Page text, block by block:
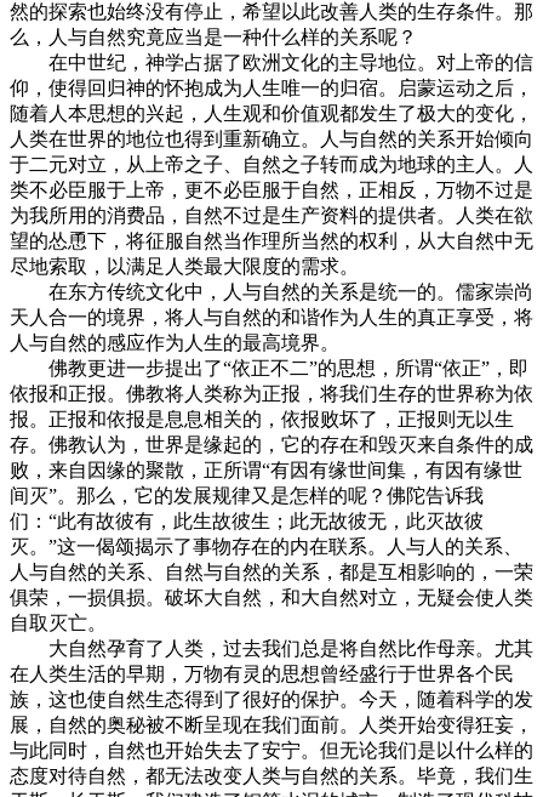
然的探索也始终没有停止，希望以此改善人类的生存条件。那
么，人与自然究竟应当是一种什么样的关系呢？
在中世纪，神学占据了欧洲文化的主导地位。对上帝的信
仰，使得回归神的怀抱成为人生唯一的归宿。启蒙运动之后，
随着人本思想的兴起，人生观和价值观都发生了极大的变化，
人类在世界的地位也得到重新确立。人与自然的关系开始倾向
于二元对立，从上帝之子、自然之子转而成为地球的主人。人
类不必臣服于上帝，更不必臣服于自然，正相反，万物不过是
为我所用的消费品，自然不过是生产资料的提供者。人类在欲
望的怂恿下，将征服自然当作理所当然的权利，从大自然中无
尽地索取，以满足人类最大限度的需求。
在东方传统文化中，人与自然的关系是统一的。儒家崇尚
天人合一的境界，将人与自然的和谐作为人生的真正享受，将
人与自然的感应作为人生的最高境界。
佛教更进一步提出了“依正不二”的思想，所谓“依正”，即
依报和正报。佛教将人类称为正报，将我们生存的世界称为依
报。正报和依报是息息相关的，依报败坏了，正报则无以生
存。佛教认为，世界是缘起的，它的存在和毁灭来自条件的成
败，来自因缘的聚散，正所谓“有因有缘世间集，有因有缘世
间灭”。那么，它的发展规律又是怎样的呢？佛陀告诉我
们：“此有故彼有，此生故彼生；此无故彼无，此灭故彼
灭。”这一偈颂揭示了事物存在的内在联系。人与人的关系、
人与自然的关系、自然与自然的关系，都是互相影响的，一荣
俱荣，一损俱损。破坏大自然，和大自然对立，无疑会使人类
自取灭亡。
大自然孕育了人类，过去我们总是将自然比作母亲。尤其
在人类生活的早期，万物有灵的思想曾经盛行于世界各个民
族，这也使自然生态得到了很好的保护。今天，随着科学的发
展，自然的奥秘被不断呈现在我们面前。人类开始变得狂妄，
与此同时，自然也开始失去了安宁。但无论我们是以什么样的
态度对待自然，都无法改变人类与自然的关系。毕竟，我们生